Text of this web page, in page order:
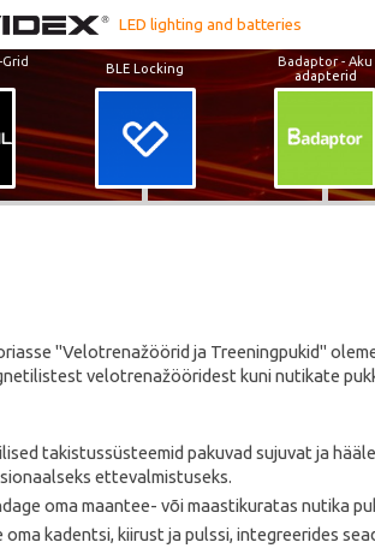
LED lighting and batteries
Grid
BLE Locking
Badaptor - Aku
adapterid
"Velotrenažöörid ja Treeningpukid"
velotrenažööridest kuni nutikate
takistussüsteemid pakuvad sujuvat ja
ettevalmistuseks.
oma maantee- või maastikuratas nutika
kadentsi, kiirust ja pulssi, integreerides